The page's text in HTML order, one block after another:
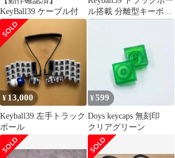
KeyBall39 ケーブル付
ル搭載 分離型キーボー
¥ 13,000
Keyball39 左手トラック
ボール
¥599
Doys keycaps 無刻印
クリアグリーン